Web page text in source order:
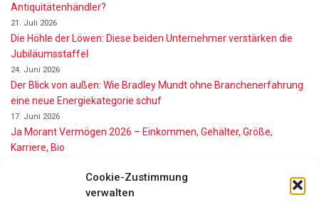
Cookie-Zustimmung
verwalten
Antiquitätenhändler?
21. Juli 2026
Die Höhle der Löwen: Diese beiden Unternehmer verstärken die
Jubiläumsstaffel
24. Juni 2026
Der Blick von außen: Wie Bradley Mundt ohne Branchenerfahrung
eine neue Energiekategorie schuf
17. Juni 2026
Ja Morant Vermögen 2026 – Einkommen, Gehälter, Größe,
Karriere, Bio
Alice Walton Vermögen 2026: So reich ist die Walmart-Erbin